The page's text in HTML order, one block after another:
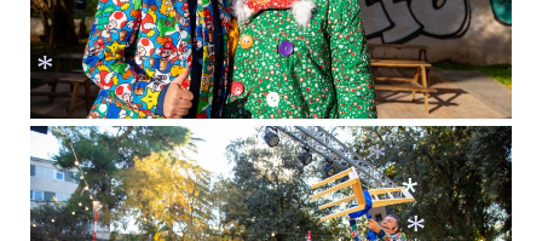
*
*
* *